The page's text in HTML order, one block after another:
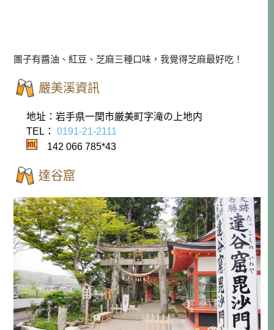
團子有醬油、紅豆、芝麻三種口味，我覺得芝麻最好吃！
嚴美溪資訊
地址：岩手県一関市厳美町字滝の上地内
TEL：0191-21-2111
142 066 785*43
達谷窟